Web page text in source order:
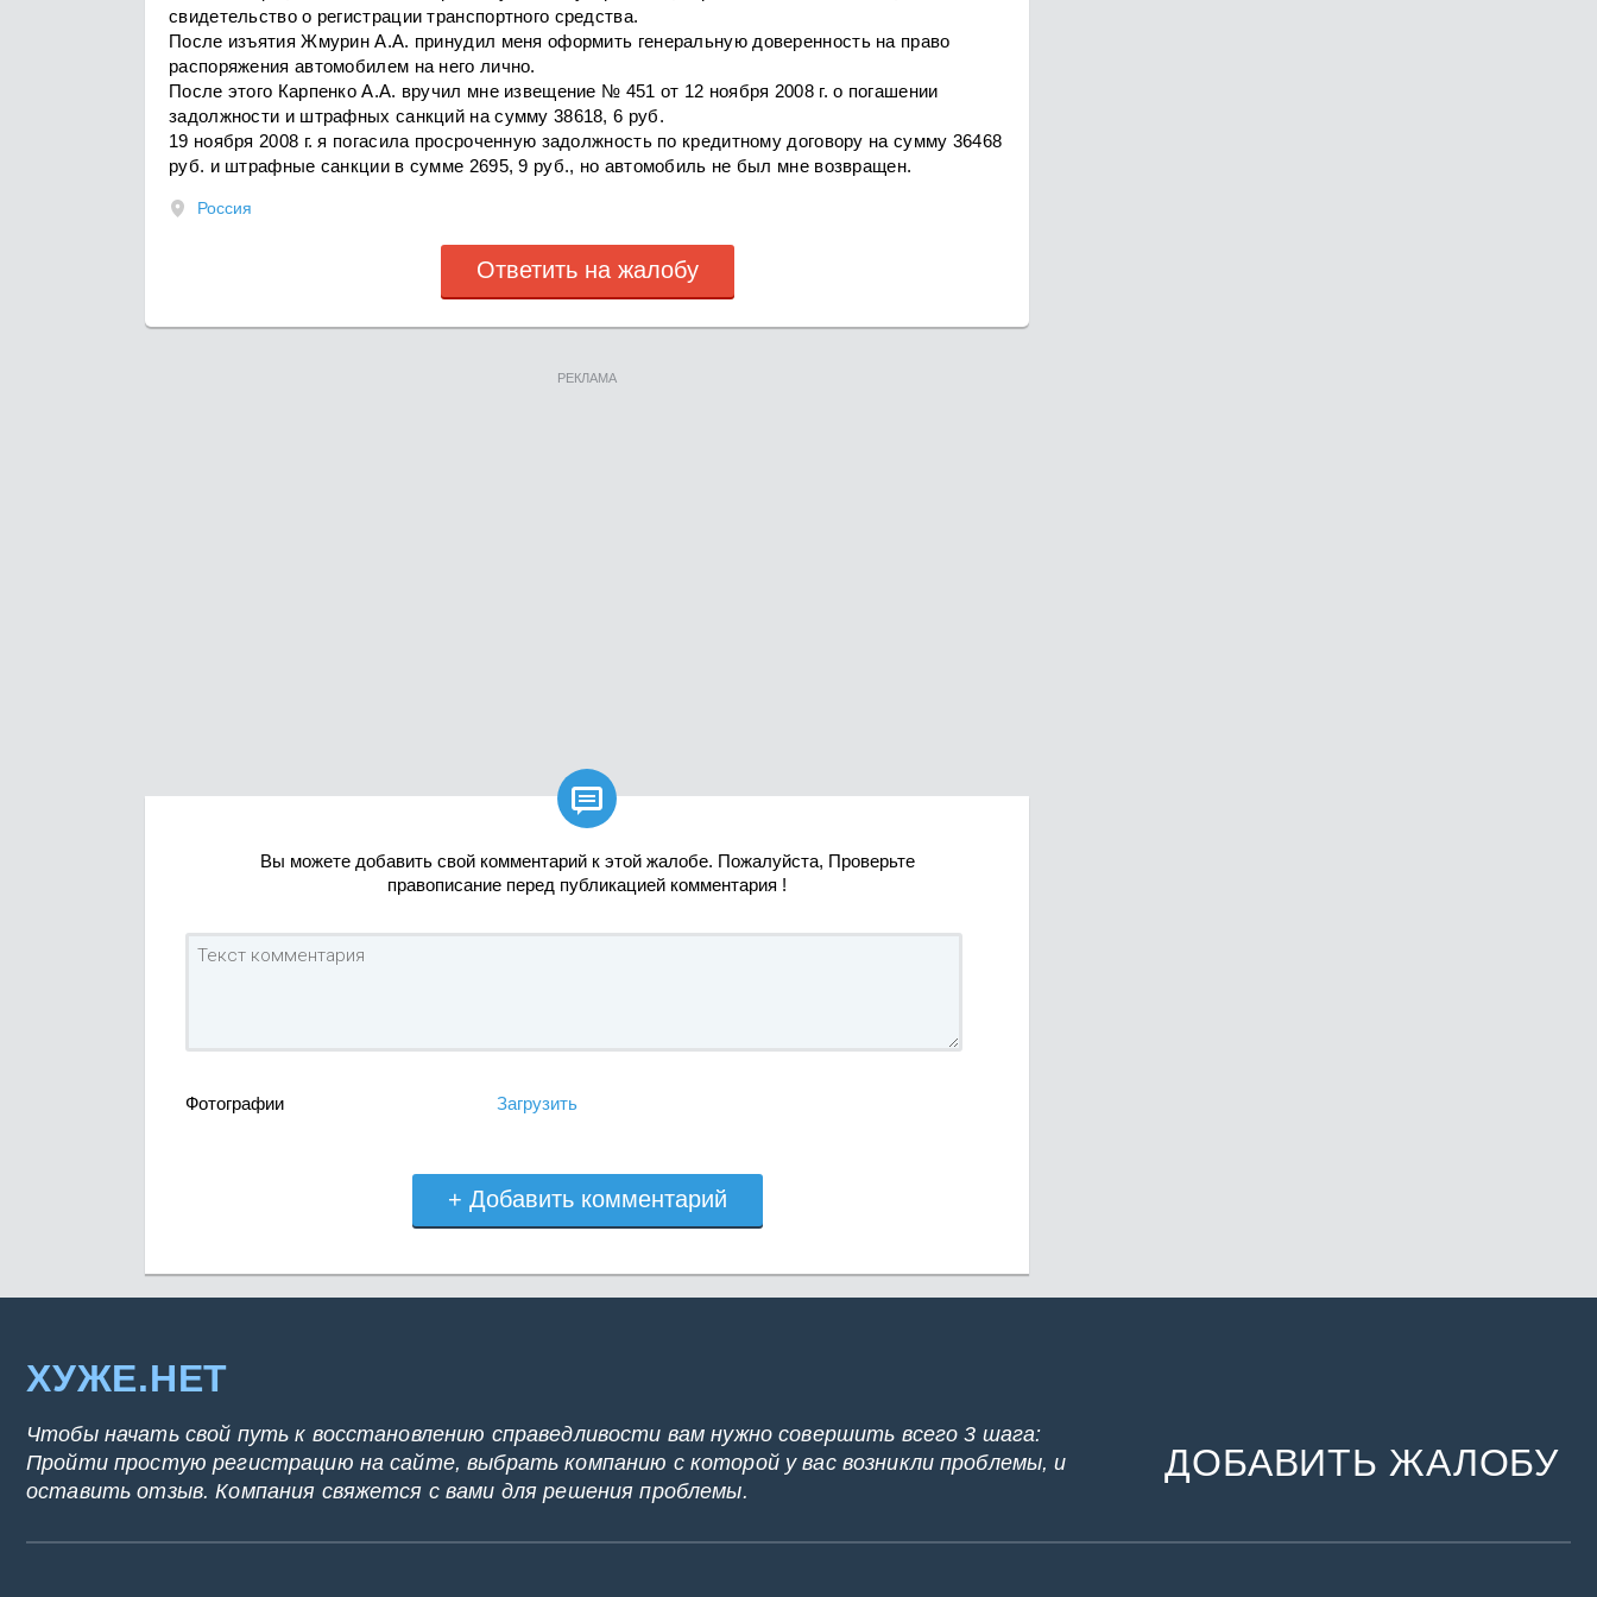
свидетельство о регистрации транспортного средства.
После изъятия Жмурин А.А. принудил меня оформить генеральную доверенность на право
распоряжения автомобилем на него лично.
После этого Карпенко А.А. вручил мне извещение № 451 от 12 ноября 2008 г. о погашении
задолжности и штрафных санкций на сумму 38618, 6 руб.
19 ноября 2008 г. я погасила просроченную задолжность по кредитному договору на сумму 36468
руб. и штрафные санкции в сумме 2695, 9 руб., но автомобиль не был мне возвращен.
Россия
Ответить на жалобу
РЕКЛАМА

Вы можете добавить свой комментарий к этой жалобе. Пожалуйста, Проверьте
правописание перед публикацией комментария !
Фотографии Загрузить
+ Добавить комментарий
ХУЖЕ.НЕТ
Чтобы начать свой путь к восстановлению справедливости вам нужно совершить всего 3 шага:
Пройти простую регистрацию на сайте, выбрать компанию с которой у вас возникли проблемы, и
оставить отзыв. Компания свяжется с вами для решения проблемы.
ДОБАВИТЬ ЖАЛОБУ